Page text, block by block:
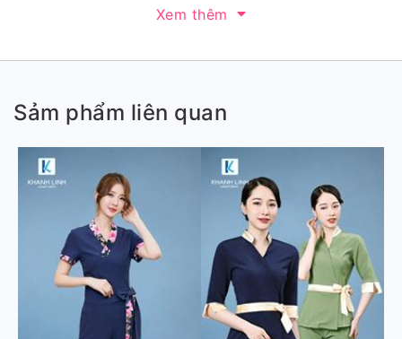
Xem thêm
Sảm phẩm liên quan